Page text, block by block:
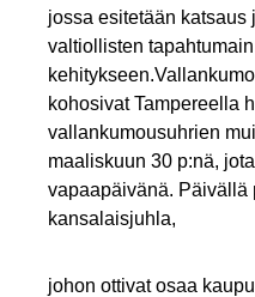
jossa esitetään
valtiollisten
kohosivat Tampereella
vallankumousuhrien
maaliskuun 30 p:nä,
vapaapäivänä. Päivällä
kansalaisjuhla,
johon ottivat osaa